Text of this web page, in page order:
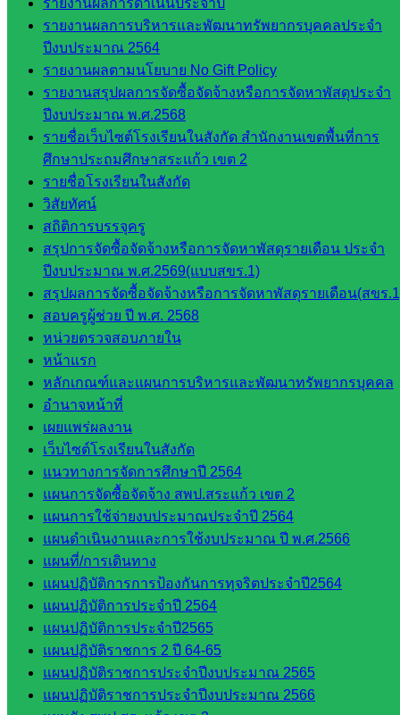
รายงานผลการดำเนินประจำปี
รายงานผลการบริหารและพัฒนาทรัพยากรบุคคลประจำ
ปีงบประมาณ 2564
รายงานผลตามนโยบาย No Gift Policy
รายงานสรุปผลการจัดซื้อจัดจ้างหรือการจัดหาพัสดุประจำ
ปีงบประมาณ พ.ศ.2568
รายชื่อเว็บไซต์โรงเรียนในสังกัด สำนักงานเขตพื้นที่การ
ศึกษาประถมศึกษาสระแก้ว เขต 2
รายชื่อโรงเรียนในสังกัด
วิสัยทัศน์
สถิติการบรรจุครู
สรุปการจัดซื้อจัดจ้างหรือการจัดหาพัสดุรายเดือน ประจำ
ปีงบประมาณ พ.ศ.2569(แบบสขร.1)
สรุปผลการจัดซื้อจัดจ้างหรือการจัดหาพัสดุรายเดือน(สขร
สอบครูผู้ช่วย ปี พ.ศ. 2568
หน่วยตรวจสอบภายใน
หน้าแรก
หลักเกณฑ์และแผนการบริหารและพัฒนาทรัพยากรบุคคล
อำนาจหน้าที่
เผยแพร่ผลงาน
เว็บไซต์โรงเรียนในสังกัด
แนวทางการจัดการศึกษาปี 2564
แผนการจัดซื้อจัดจ้าง สพป.สระแก้ว เขต 2
แผนการใช้จ่ายงบประมาณประจำปี 2564
แผนดำเนินงานและการใช้งบประมาณ ปี พ.ศ.2566
แผนที่/การเดินทาง
แผนปฏิบัติการการป้องกันการทุจริตประจำปี2564
แผนปฏิบัติการประจำปี 2564
แผนปฏิบัติการประจำปี2565
แผนปฏิบัติราชการ 2 ปี 64-65
แผนปฏิบัติราชการประจำปีงบประมาณ 2565
แผนปฏิบัติราชการประจำปีงบประมาณ 2566
ศึกษา
กลุ่ม
บริหาร
งาน
บุคคล
กลุ่ม
พัฒนาครู
และบุ
คลากรฯ
กลุ่มนิ
เทศ
ติดตาม
และประ
เมินผลฯ
::: ©2021 sakarea2.go.th. All rights reserved. Design By SK2 ICT
TEAM :::
สอบถามได้นะคะ
Line
Tel 037-232263:
Messenger